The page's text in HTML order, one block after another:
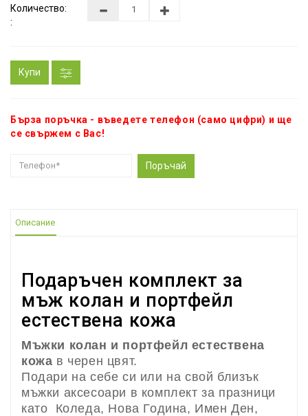
Количество:
:
Купи
Бърза поръчка - въведете телефон (само цифри) и ще
се свържем с Вас!
Поръчай
Описание
Подаръчен комплект за
мъж колан и портфейл
естествена кожа
Мъжки колан и портфейл естествена
кожа в черен цвят.
Подари на себе си или на свой близък
мъжки аксесоари в комплект за празници
като Коледа, Нова Година, Имен Ден,